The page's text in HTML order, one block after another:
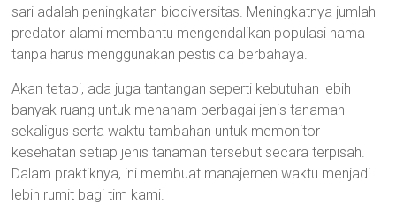
sari adalah peningkatan biodiversitas. Meningkatnya jumlah
predator alami membantu mengendalikan populasi hama
tanpa harus menggunakan pestisida berbahaya.
Akan tetapi, ada juga tantangan seperti kebutuhan lebih
banyak ruang untuk menanam berbagai jenis tanaman
sekaligus serta waktu tambahan untuk memonitor
kesehatan setiap jenis tanaman tersebut secara terpisah.
Dalam praktiknya, ini membuat manajemen waktu menjadi
lebih rumit bagi tim kami.